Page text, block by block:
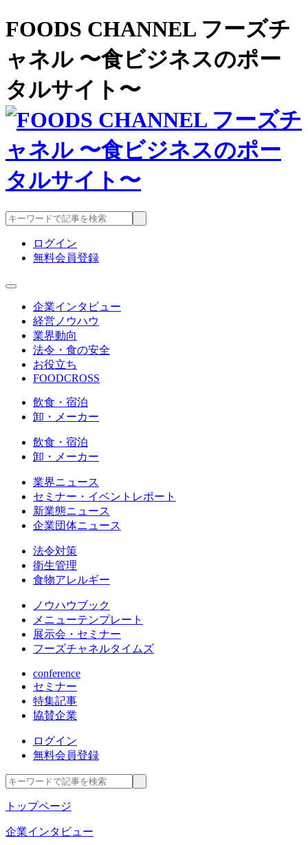
FOODS CHANNEL フーズチ
ャネル 〜食ビジネスのポー
タルサイト〜
ログイン
無料会員登録
企業インタビュー
経営ノウハウ
業界動向
法令・食の安全
お役立ち
FOODCROSS
飲食・宿泊
卸・メーカー
飲食・宿泊
卸・メーカー
業界ニュース
セミナー・イベントレポート
新業態ニュース
企業団体ニュース
法令対策
衛生管理
食物アレルギー
ノウハウブック
メニューテンプレート
展示会・セミナー
フーズチャネルタイムズ
conference
セミナー
特集記事
協賛企業
ログイン
無料会員登録
トップページ
企業インタビュー